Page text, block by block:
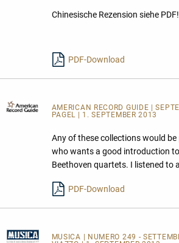
Chinesische Rezension siehe PDF!
PDF-Download
AMERICAN RECORD GUIDE |
PAGEL | 1. SEPTEMBER 2013
Any of these collections would
who wants a good introduction
Beethoven quartets. I listened to
PDF-Download
MUSICA | NUMERO 249 -